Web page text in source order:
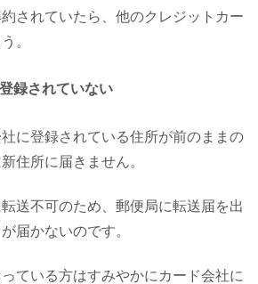
されていたら、他のクレジットカー
。
録されていない
に登録されている住所が前のままの
住所に届きません。
送不可のため、郵便局に転送届を出
届かないのです。
ている方はすみやかにカード会社に